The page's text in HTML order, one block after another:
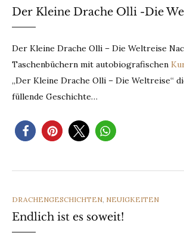
Der Kleine Drache Olli -Die
Der Kleine Drache Olli – Die Weltreise
Taschenbüchern mit autobiografischen
„Der Kleine Drache Olli – Die Weltreise“
füllende Geschichte…
CATEGORIES
DRACHENGESCHICHTEN, NEUIGKEITEN
Endlich ist es soweit!